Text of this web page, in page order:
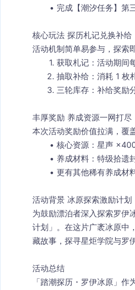
完成【潮汐任务】第
核心玩法 探历札记兑换补给
活动机制简单易参与，探索
获取札记：活动期间
抽取补给 ：消耗 1
三轮库存：补给奖励
丰厚奖励 养成资源一网打尽
本次活动奖励价值拉满，覆
核心资源：星声
养成材料：特级拾遗
更有其他稀有养成材
活动背景 冰原探索激励计划
为鼓励漂泊者深入探索罗伊
计划」。在这片广袤冰原中
藏故事，探寻星炬学院与罗
活动总结
「踏潮探历・罗伊冰原」